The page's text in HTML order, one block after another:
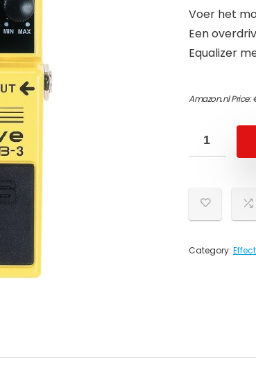
Voer het
Een
Equalizer
Amazon.nl Price:
Category: